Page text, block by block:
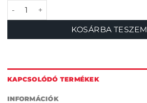
Szamóca póráz mennyiség
KOSÁRBA TESZEM
KAPCSOLÓDÓ TERMÉKEK
INFORMÁCIÓK